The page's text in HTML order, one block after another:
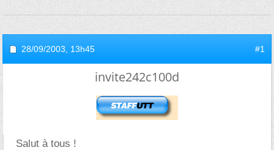
28/09/2003, 13h45 #1
invite242c100d
Salut à tous !